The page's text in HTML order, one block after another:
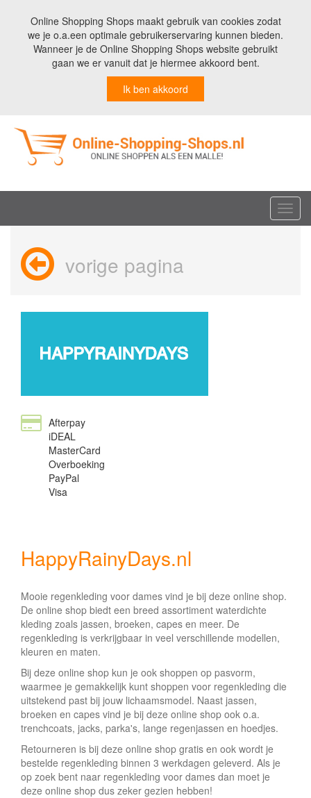
Online Shopping Shops maakt gebruik van cookies zodat
we je o.a.een optimale gebruikerservaring kunnen bieden.
Wanneer je de Online Shopping Shops website gebruikt
gaan we er vanuit dat je hiermee akkoord bent.
Ik ben akkoord
vorige pagina
Afterpay
iDEAL
MasterCard
Overboeking
PayPal
Visa
HappyRainyDays.nl
Mooie regenkleding voor dames vind je bij deze online shop.
De online shop biedt een breed assortiment waterdichte
kleding zoals jassen, broeken, capes en meer. De
regenkleding is verkrijgbaar in veel verschillende modellen,
kleuren en maten.
Bij deze online shop kun je ook shoppen op pasvorm,
waarmee je gemakkelijk kunt shoppen voor regenkleding die
uitstekend past bij jouw lichaamsmodel. Naast jassen,
broeken en capes vind je bij deze online shop ook o.a.
trenchcoats, jacks, parka's, lange regenjassen en hoedjes.
Retourneren is bij deze online shop gratis en ook wordt je
bestelde regenkleding binnen 3 werkdagen geleverd. Als je
op zoek bent naar regenkleding voor dames dan moet je
deze online shop dus zeker gezien hebben!